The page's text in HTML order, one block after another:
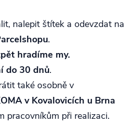
nalepit štítek a odevzdat na
.
hradíme my.
do 30 dnů.
také osobně v
v Kovalovicích u Brna
pracovníkům při realizaci.